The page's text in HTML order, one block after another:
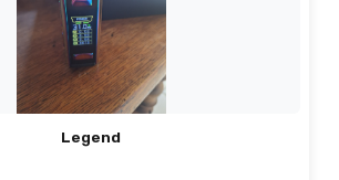
Legend